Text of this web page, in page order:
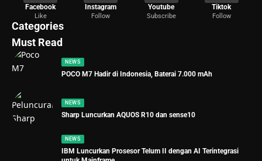
Facebook
Like
Instagram
Follow
Youtube
Subscribe
Tiktok
Follow
Categories
News
2029 Articles
Must Read
NEWS
POCO M7 Hadir di Indonesia, Baterai 7.000 mAh
NEWS
Sharp Luncurkan AQUOS R10 dan sense10
NEWS
IBM Luncurkan Prosesor Telum II dengan AI Terintegrasi